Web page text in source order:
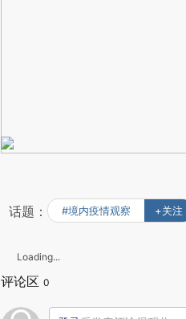
话题： #境内疫情观察 +关注
Loading...
评论区 0